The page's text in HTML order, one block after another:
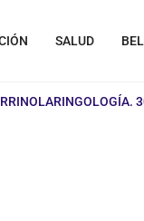
SALUD